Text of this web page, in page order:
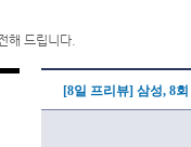
해 드립니다.
[8일 프리뷰] 삼성, 8